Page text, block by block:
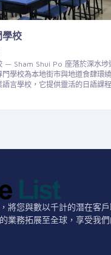
學校
— Sham Shui Po 座落於深水埗
學校為本地街市與地道食肆環
語言學校，它提供靈活的日語課
將您與數以千計的潛在客
業務拓展至全球，享受我們